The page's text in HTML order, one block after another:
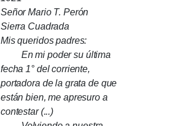
Señor Mario T. Perón
Sierra Cuadrada
Mis queridos padres:
En mi poder su última
fecha 1° del corriente,
portadora de la grata de que
están bien, me apresuro a
contestar (...)